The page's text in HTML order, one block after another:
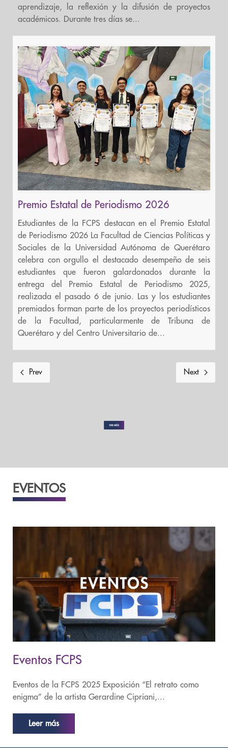
aprendizaje, la reflexión y la difusión de proyectos
académicos. Durante tres días se...
Premio Estatal de Periodismo 2026
Estudiantes de la FCPS destacan en el Premio Estatal
de Periodismo 2026 La Facultad de Ciencias Políticas y
Sociales de la Universidad Autónoma de Querétaro
celebra con orgullo el destacado desempeño de seis
estudiantes que fueron galardonados durante la
entrega del Premio Estatal de Periodismo 2025,
realizada el pasado 6 de junio. Las y los estudiantes
premiados forman parte de los proyectos periodísticos
de la Facultad, particularmente de Tribuna de
Querétaro y del Centro Universitario de...
Prev Next
EVENTOS
Eventos FCPS
Eventos de la FCPS 2025 Exposición “El retrato como
enigma” de la artista Gerardine Cipriani,...
Leer más